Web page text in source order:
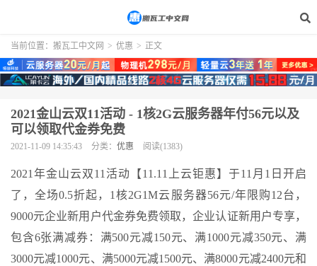
当前位置： 搬瓦工中文网 > 优惠 > 正文
2021金山云双11活动 - 1核2G云服务器年付56元以及
可以领取代金券免费
2021-11-09 14:35:43 分类： 优惠 阅读(1383)
2021年金山云双11活动【11.11上云钜惠】于11月1日开启
了，全场0.5折起，1核2G1M云服务器56元/年限购12台，
9000元企业新用户代金券免费领取，企业认证新用户专享，
包含6张满减券：满500元减150元、满1000元减350元、满
3000元减1000元、满5000元减1500元、满8000元减2400元和